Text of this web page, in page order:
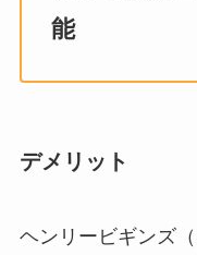
能
デメリット
ヘンリービギンズ